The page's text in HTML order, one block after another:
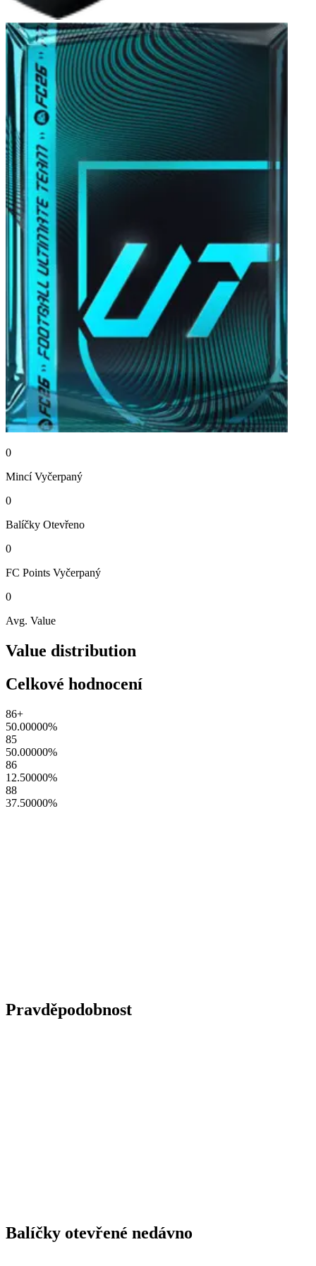
0
Mincí Vyčerpaný
0
Balíčky Otevřeno
0
FC Points Vyčerpaný
0
Avg. Value
Value distribution
Celkové hodnocení
86+
50.00000%
85
50.00000%
86
12.50000%
88
37.50000%
Pravděpodobnost
Balíčky otevřené nedávno